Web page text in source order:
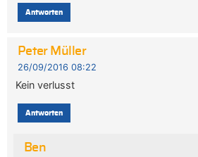
Antworten
Peter Müller
26/09/2016 08:22
Kein verlusst
Antworten
Ben